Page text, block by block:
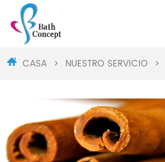
CASA > NUESTRO SERVICIO >